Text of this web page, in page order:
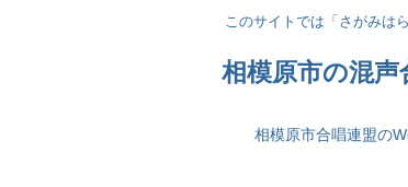
このサイトでは「さがみは
相模原市の混
相模原市合唱連盟の